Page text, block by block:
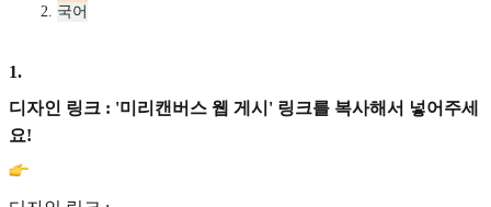
국어
1.
디자인 링크 : '미리캔버스 웹 게시' 링크를 복사해서 넣어주세
요!